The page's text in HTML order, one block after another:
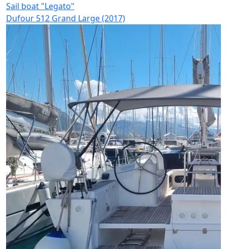
Sail boat "Legato"
Dufour 512 Grand Large (2017)